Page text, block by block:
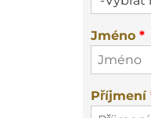
Jméno *
Příjmení